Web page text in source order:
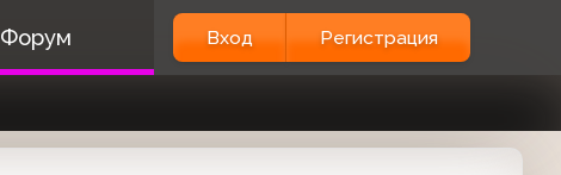
Форум Вход Регистрация